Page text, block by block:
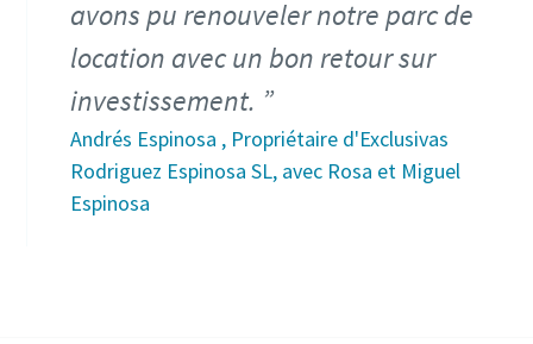
avons pu renouveler notre parc de
location avec un bon retour sur
investissement.
Andrés Espinosa , Propriétaire d'Exclusivas
Rodriguez Espinosa SL, avec Rosa et Miguel
Espinosa